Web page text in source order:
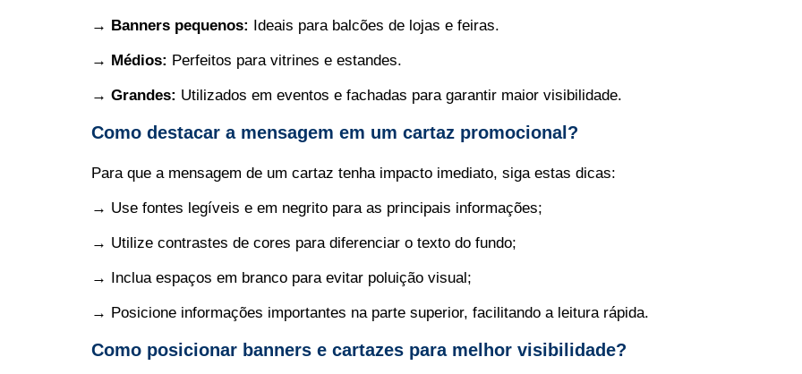
→ Banners pequenos: Ideais para balcões de lojas e feiras.
→ Médios: Perfeitos para vitrines e estandes.
→ Grandes: Utilizados em eventos e fachadas para garantir maior visibilidade.
Como destacar a mensagem em um cartaz promocional?
Para que a mensagem de um cartaz tenha impacto imediato, siga estas dicas:
→ Use fontes legíveis e em negrito para as principais informações;
→ Utilize contrastes de cores para diferenciar o texto do fundo;
→ Inclua espaços em branco para evitar poluição visual;
→ Posicione informações importantes na parte superior, facilitando a leitura rápida.
Como posicionar banners e cartazes para melhor visibilidade?